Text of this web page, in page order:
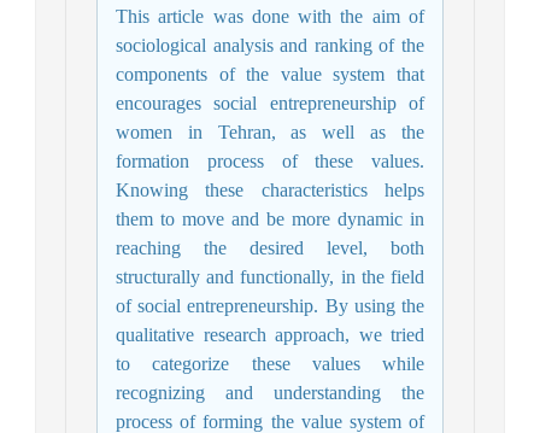
This article was done with the aim of
sociological analysis and ranking of the
components of the value system that
encourages social entrepreneurship of
women in Tehran, as well as the
formation process of these values.
Knowing these characteristics helps
them to move and be more dynamic in
reaching the desired level, both
structurally and functionally, in the field
of social entrepreneurship. By using the
qualitative research approach, we tried
to categorize these values while
recognizing and understanding the
process of forming the value system of